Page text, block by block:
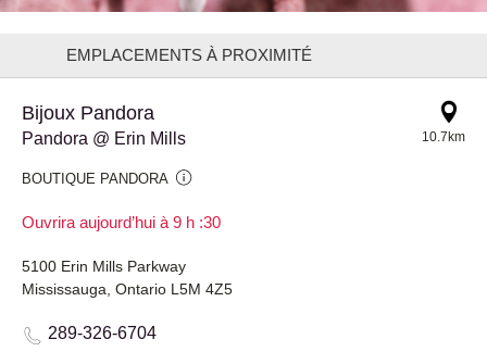
EMPLACEMENTS À PROXIMITÉ
Bijoux Pandora
Pandora @ Erin Mills
BOUTIQUE PANDORA
Ouvrira aujourd’hui à 9 h :30
10.7km
5100 Erin Mills Parkway
Mississauga, Ontario L5M 4Z5
289-326-6704